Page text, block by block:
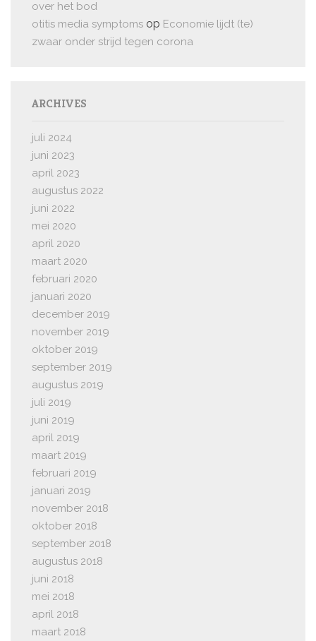
over het bod
otitis media symptoms op Economie lijdt (te)
zwaar onder strijd tegen corona
ARCHIVES
juli 2024
juni 2023
april 2023
augustus 2022
juni 2022
mei 2020
april 2020
maart 2020
februari 2020
januari 2020
december 2019
november 2019
oktober 2019
september 2019
augustus 2019
juli 2019
juni 2019
april 2019
maart 2019
februari 2019
januari 2019
november 2018
oktober 2018
september 2018
augustus 2018
juni 2018
mei 2018
april 2018
maart 2018